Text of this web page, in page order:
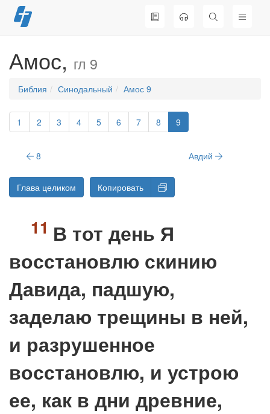
Перейти
к
Амос, гл 9
Библия Синодальный Амос 9
1 2 3 4 5 6 7 8 9
8 Авдий
Глава целиком Копировать
В тот день Я
восстановлю скинию
Давида, падшую,
заделаю трещины в ней,
и разрушенное
восстановлю, и устрою
ее, как в дни древние,